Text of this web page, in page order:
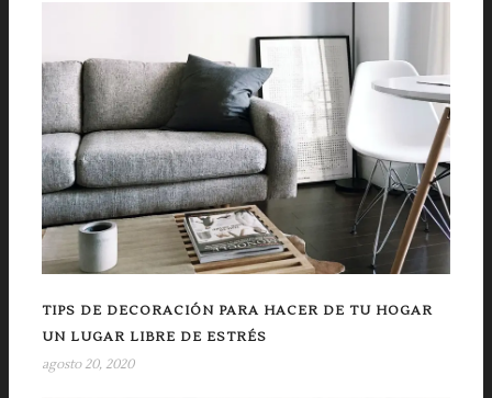
TIPS DE DECORACIÓN PARA HACER DE TU HOGAR
UN LUGAR LIBRE DE ESTRÉS
agosto 20, 2020